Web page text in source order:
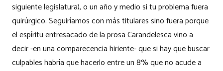
siguiente legislatura), o un año y medio si tu problema fuera
quirúrgico. Seguiríamos con más titulares sino fuera porque
el espíritu entresacado de la prosa Carandelesca vino a
decir -en una comparecencia hiriente- que si hay que buscar
culpables habría que hacerlo entre un 8% que no acude a